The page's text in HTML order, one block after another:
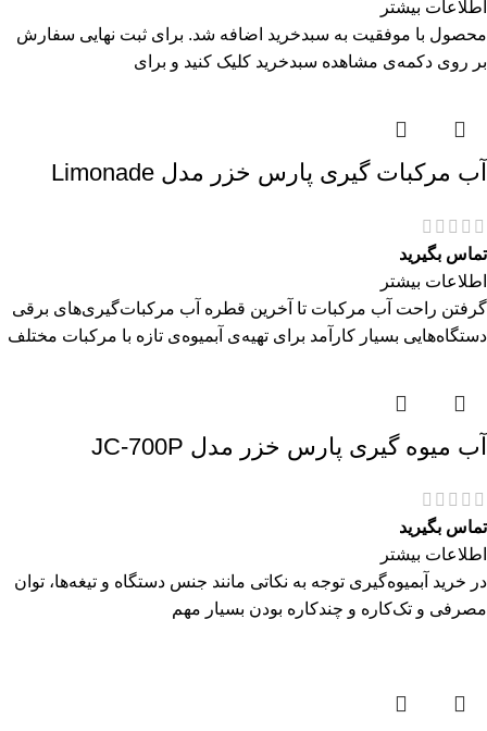
اطلاعات بیشتر
محصول با موفقیت به سبدخرید اضافه شد. برای ثبت نهایی سفارش
بر روی دکمه‌ی مشاهده سبدخرید کلیک کنید و برای
آب مرکبات گیری پارس خزر مدل Limonade
تماس بگیرید
اطلاعات بیشتر
گرفتن راحت آب مرکبات تا آخرین قطره آب مرکبات‌گیری‌های برقی
دستگاه‌هایی بسیار کارآمد برای تهیه‌ی آبمیوه‌ی تازه با مرکبات مختلف
آب میوه گیری پارس خزر مدل JC-700P
تماس بگیرید
اطلاعات بیشتر
در خرید آبمیوه‌گیری توجه به نکاتی مانند جنس دستگاه و تیغه‌ها، توان
مصرفی و تک‌کاره و چندکاره بودن بسیار مهم